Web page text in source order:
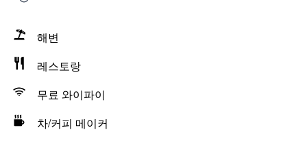
해변
레스토랑
무료 와이파이
차/커피 메이커